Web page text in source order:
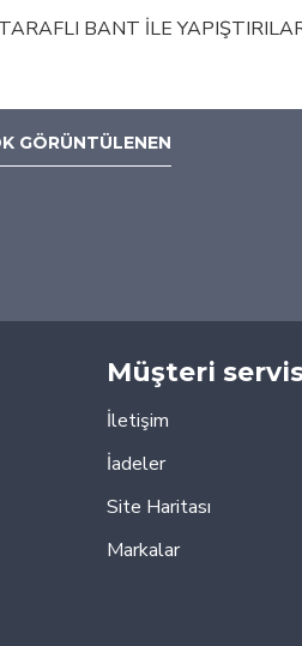
BANT İLE
GÖRÜNTÜLENEN
Müşteri
İletişim
İadeler
Site Haritası
Markalar